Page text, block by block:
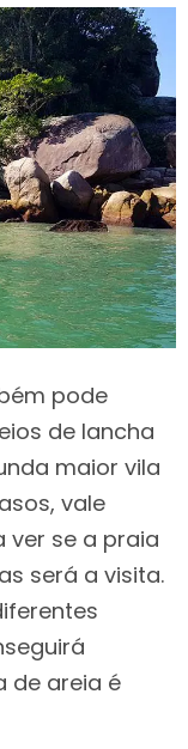
pode
de lancha
maior vila
vale
se a praia
será a visita.
de areia é